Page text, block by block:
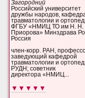
Загородний
Российский университет
дружбы народов,
травматологии и
ФГБУ «НМИЦ ТО им Н. Н.
Приорова» Минздрава
Россия
член-корр. РАН,
заведующий кафедрой
травматологии и
РУДН; советник
директора «НМИЦ...
▼▼▼▼▼